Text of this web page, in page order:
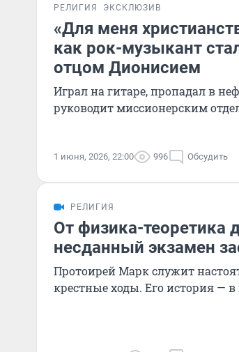
РЕЛИГИЯ ЭКСКЛЮЗИВ
«Для меня
как рок-музыкант
отцом Дионисием
Играл на гитаре, пропадал в
руководит миссионерским
1 июня, 2026, 22:00 996 Обсудить
РЕЛИГИЯ
От физика-теоретика
несданный экзамен
Протоирей Марк служит
крестные ходы. Его история — в